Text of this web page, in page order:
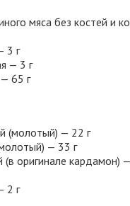
мяса без костей и
3 г
— 3 г
65 г
(молотый) — 22 г
— 33 г
(в оригинале кардамон)
2 г